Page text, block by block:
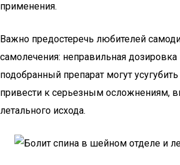
применения.
Важно предостеречь любителей
самолечения: неправильная
подобранный препарат могут
привести к серьезным осложнениям,
летального исхода.